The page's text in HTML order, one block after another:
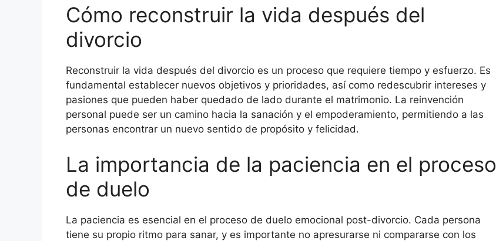
Cómo reconstruir la vida después del
divorcio
Reconstruir la vida después del divorcio es un proceso que requiere tiempo y esfuerzo. Es
fundamental establecer nuevos objetivos y prioridades, así como redescubrir intereses y
pasiones que pueden haber quedado de lado durante el matrimonio. La reinvención
personal puede ser un camino hacia la sanación y el empoderamiento, permitiendo a las
personas encontrar un nuevo sentido de propósito y felicidad.
La importancia de la paciencia en el proceso
de duelo
La paciencia es esencial en el proceso de duelo emocional post-divorcio. Cada persona
tiene su propio ritmo para sanar, y es importante no apresurarse ni compararse con los